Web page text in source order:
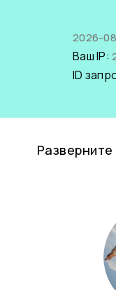
2026-
Ваш IP:
ID